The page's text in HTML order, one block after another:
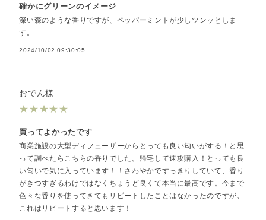
確かにグリーンのイメージ
深い森のような香りですが、ペッパーミントが少しツンッとしま
す。
2024/10/02 09:30:05
おでん様
★★★★★
買ってよかったです
商業施設の大型ディフューザーからとっても良い匂いがする！と思
って調べたらこちらの香りでした。帰宅して速攻購入！とっても良
い匂いで気に入っています！！さわやかですっきりしていて、香り
がきつすぎるわけではなくちょうど良くて本当に最高です。今まで
色々な香りを使ってきてもリピートしたことはなかったのですが、
これはリピートすると思います！